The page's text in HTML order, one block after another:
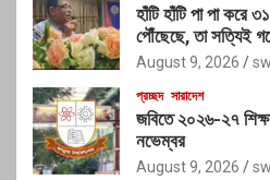
হাঁটি হাঁটি পা পা
পৌঁছেছে, তা সত্যিই
August 9, 2026
প্রচ্ছদ সারাদেশ
জবিতে ২০২৬-২৭
নভেম্বর
August 9, 2026